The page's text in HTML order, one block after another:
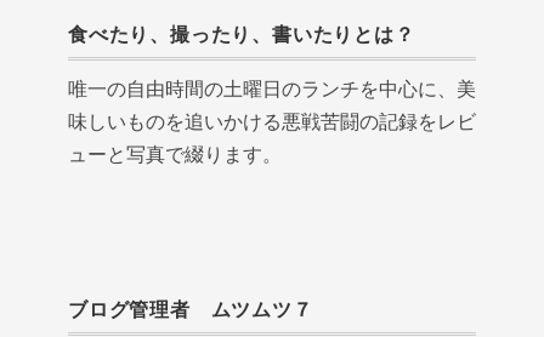
食べたり、撮ったり、書いたりとは？
唯一の自由時間の土曜日のランチを中心に、美
味しいものを追いかける悪戦苦闘の記録をレビ
ューと写真で綴ります。
ブログ管理者 ムツムツ７